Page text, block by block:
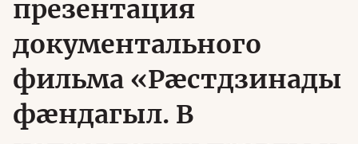
презентация
документального
фильма «Рӕстдзинады
фӕндагыл. В
Частые вопросы
Юридическая помощь